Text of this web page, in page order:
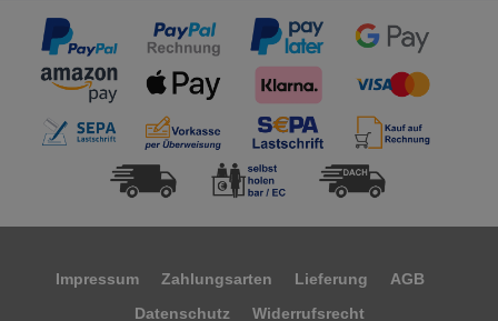
Impressum Zahlungsarten Lieferung
AGB
Datenschutz
Widerrufsrecht